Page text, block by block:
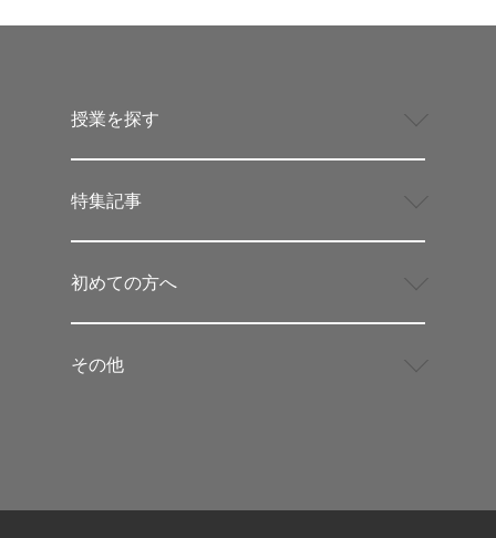
授業を探す
特集記事
初めての方へ
その他